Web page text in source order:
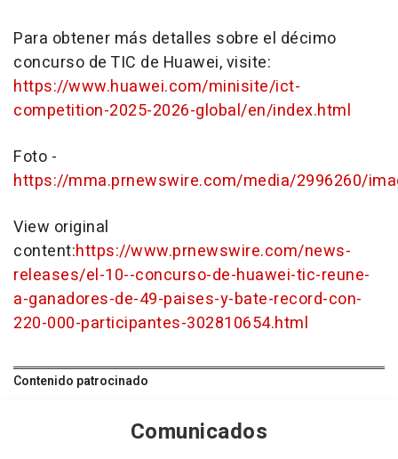
Para obtener más detalles sobre el décimo
concurso de TIC de Huawei, visite:
https://www.huawei.com/minisite/ict-
competition-2025-2026-global/en/index.html
Foto -
https://mma.prnewswire.com/media/2996260/
View original
content:https://www.prnewswire.com/news-
releases/el-10--concurso-de-huawei-tic-reune-
a-ganadores-de-49-paises-y-bate-record-con-
220-000-participantes-302810654.html
Contenido patrocinado
Comunicados